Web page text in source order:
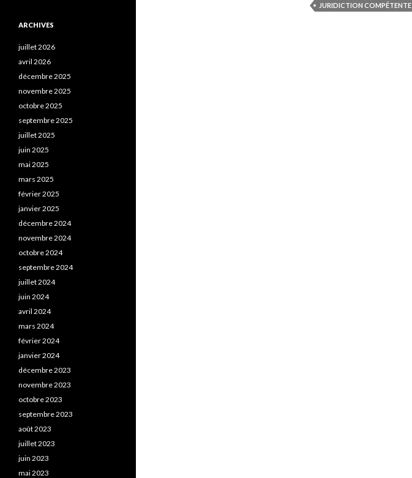
JURIDICTION COMPÉTENTE
ARCHIVES
juillet 2026
avril 2026
décembre 2025
novembre 2025
octobre 2025
septembre 2025
juillet 2025
juin 2025
mai 2025
mars 2025
février 2025
janvier 2025
décembre 2024
novembre 2024
octobre 2024
septembre 2024
juillet 2024
juin 2024
avril 2024
mars 2024
février 2024
janvier 2024
décembre 2023
novembre 2023
octobre 2023
septembre 2023
août 2023
juillet 2023
juin 2023
mai 2023